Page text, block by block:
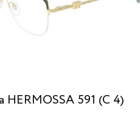
HERMOSSA 591 (C 4)